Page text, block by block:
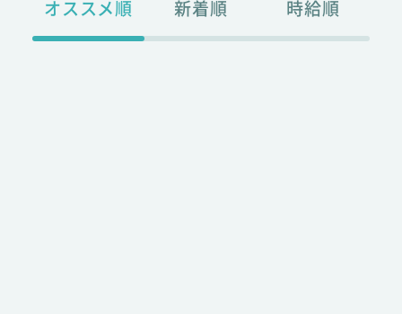
オススメ順 新着順 時給順